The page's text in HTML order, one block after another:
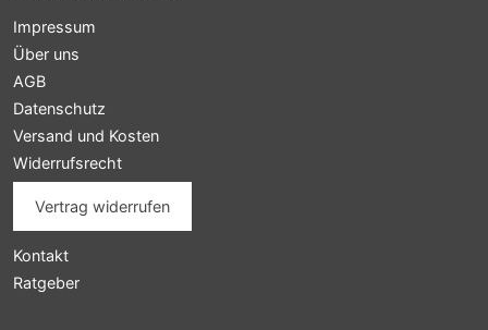
Impressum
Über uns
AGB
Datenschutz
Versand und Kosten
Widerrufsrecht
Vertrag widerrufen
Kontakt
Ratgeber